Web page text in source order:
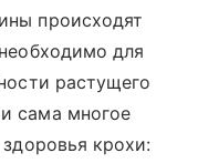
происходят
для
растущего
сама многое
крохи: